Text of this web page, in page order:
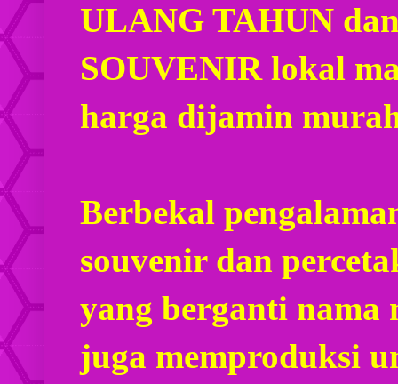
ULANG TAHUN
SOUVENIR lokal
harga dijamin
Berbekal
souvenir dan
yang berganti nama
juga memproduksi